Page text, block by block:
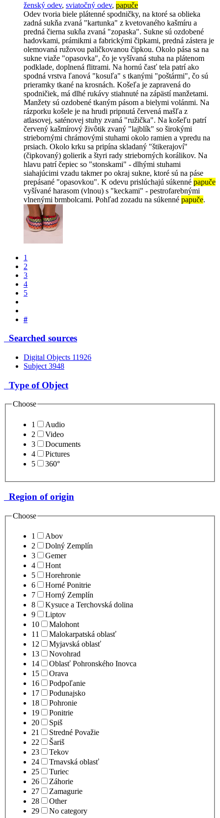
ženský odev, sviatočný odev, papuče
Odev tvoria biele plátenné spodničky, na ktoré sa oblieka
zadná sukňa zvaná "kartunka" z kvetovaného kašmíru a
predná čierna sukňa zvaná "zopaska". Sukne sú ozdobené
hadovkami, prámikmi a fabrickými čipkami, predná zástera je
olemovaná ružovou paličkovanou čipkou. Okolo pása sa na
sukne viaže "opasovka", čo je vyšívaná stuha na plátenom
podklade, doplnená flitrami. Na hornú časť tela patrí ako
spodná vrstva ľanová "kosuľa" s tkanými "poštármi", čo sú
prieramky tkané na krosnách. Košeľa je zapravená do
spodničiek, má dlhé rukávy stiahnuté na zápästí manžetami.
Manžety sú ozdobené tkaným pásom a bielymi volánmi. Na
rázporku košele je na hrudi pripnutá červená mašľa z
atlasovej, saténovej stuhy zvaná "ružička". Na košeľu patrí
červený kašmírový živôtik zvaný "lajblík" so širokými
striebornými chrámovými stuhami okolo ramien a vpredu na
prsiach. Okolo krku sa pripína skladaný "štikerajoví"
(čipkovaný) golierik a štyri rady strieborných korálikov. Na
hlavu patrí čepiec so "stonskami" - dlhými stuhami
siahajúcimi vzadu takmer po okraj sukne, ktoré sú na páse
prepásané "opasovkou". K odevu prislúchajú súkenné papuče
vyšívané harasom (vlnou) s "keckami" - pestrofarebnými
vlnenými brmbolcami. Pohľad zozadu na súkenné papuče.
1
2
3
4
5
#
Searched sources
Digital Objects 11926
Subject 3948
Type of Object
Choose
1
Audio
2
Video
3
Documents
4
Pictures
5
360°
Region of origin
Choose
1
Abov
2
Dolný Zemplín
3
Gemer
4
Hont
5
Horehronie
6
Horné Ponitrie
7
Horný Zemplín
8
Kysuce a Terchovská dolina
9
Liptov
10
Malohont
11
Malokarpatská oblasť
12
Myjavská oblasť
13
Novohrad
14
Oblasť Pohronského Inovca
15
Orava
16
Podpoľanie
17
Podunajsko
18
Pohronie
19
Ponitrie
20
Spiš
21
Stredné Považie
22
Šariš
23
Tekov
24
Trnavská oblasť
25
Turiec
26
Záhorie
27
Zamagurie
28
Other
29
No category